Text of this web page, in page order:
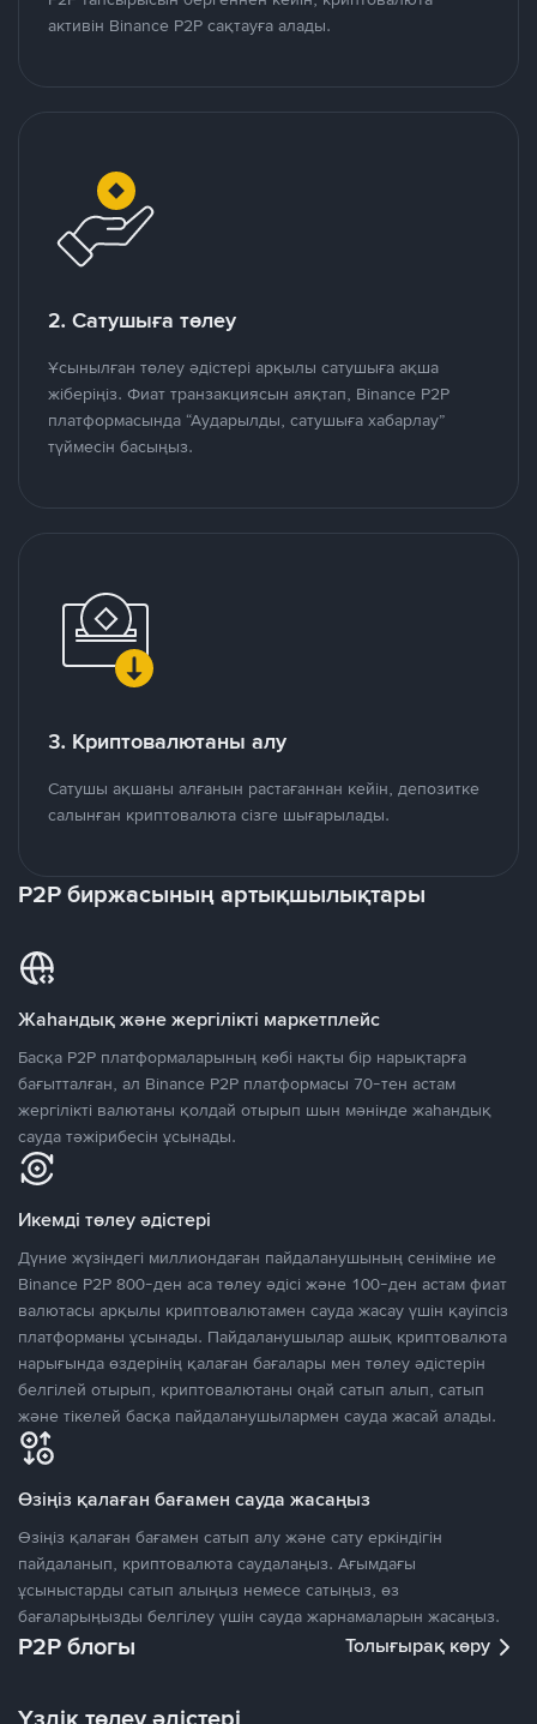
активін Binance P2P сақтауға алады.
2. Сатушыға төлеу
Ұсынылған төлеу әдістері арқылы сатушыға ақша
жіберіңіз. Фиат транзакциясын аяқтап, Binance P2P
платформасында “Аударылды, сатушыға хабарлау”
түймесін басыңыз.
3. Криптовалютаны алу
Сатушы ақшаны алғанын растағаннан кейін, депозитке
салынған криптовалюта сізге шығарылады.
P2P биржасының артықшылықтары
Жаһандық және жергілікті маркетплейс
Басқа P2P платформаларының көбі нақты бір нарықтарға
бағытталған, ал Binance P2P платформасы 70-тен астам
жергілікті валютаны қолдай отырып шын мәнінде жаһандық
сауда тәжірибесін ұсынады.
Икемді төлеу әдістері
Дүние жүзіндегі миллиондаған пайдаланушының сеніміне ие
Binance P2P 800-ден аса төлеу әдісі және 100-ден астам фиат
валютасы арқылы криптовалютамен сауда жасау үшін қауіпсіз
платформаны ұсынады. Пайдаланушылар ашық криптовалюта
нарығында өздерінің қалаған бағалары мен төлеу әдістерін
белгілей отырып, криптовалютаны оңай сатып алып, сатып
және тікелей басқа пайдаланушылармен сауда жасай алады.
Өзіңіз қалаған бағамен сауда жасаңыз
Өзіңіз қалаған бағамен сатып алу және сату еркіндігін
пайдаланып, криптовалюта саудалаңыз. Ағымдағы
ұсыныстарды сатып алыңыз немесе сатыңыз, өз
бағаларыңызды белгілеу үшін сауда жарнамаларын жасаңыз.
P2P блогы Толығырақ көру